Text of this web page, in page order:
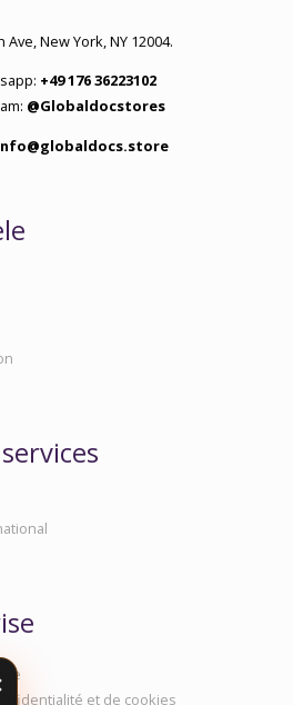
Ave, New York, NY 12004.
+49 176 36223102
@Globaldocstores
et de cookies